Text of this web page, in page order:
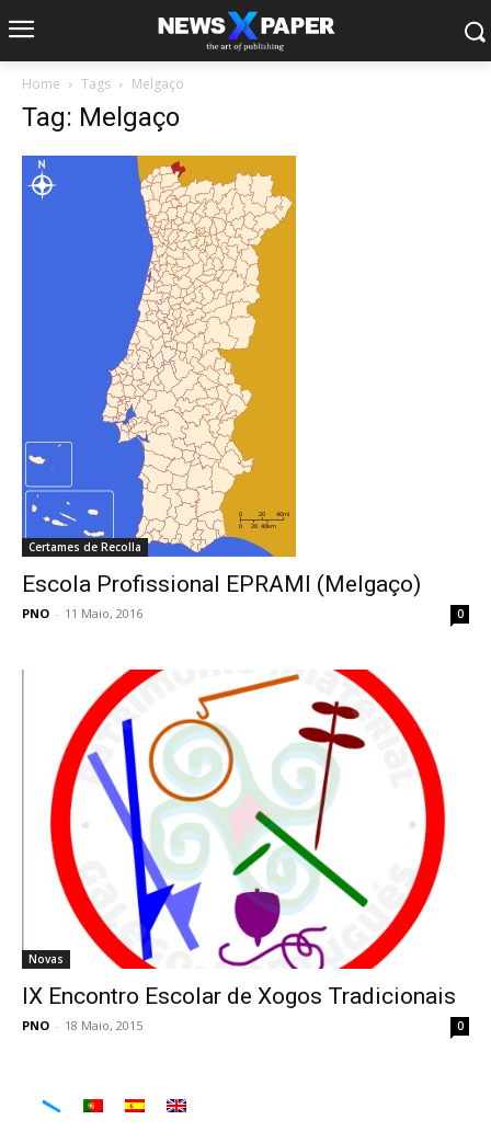
Home Tags Melgaço
Tag: Melgaço
Certames de Recolla
Escola Profissional EPRAMI (Melgaço)
PNO - 11 Maio, 2016 0
Novas
IX Encontro Escolar de Xogos Tradicionais
PNO - 18 Maio, 2015 0